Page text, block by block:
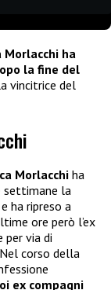
Morlacchi ha
la fine del
vincitrice del
Morlacchi ha
settimane la
ha ripreso a
ore però l’ex
via di
corso della
ex compagni